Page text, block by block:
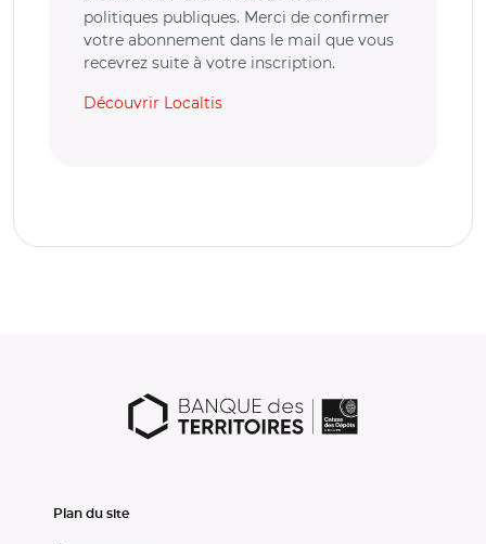
politiques publiques. Merci de confirmer
votre abonnement dans le mail que vous
recevrez suite à votre inscription.
Découvrir Localtis
Plan du site